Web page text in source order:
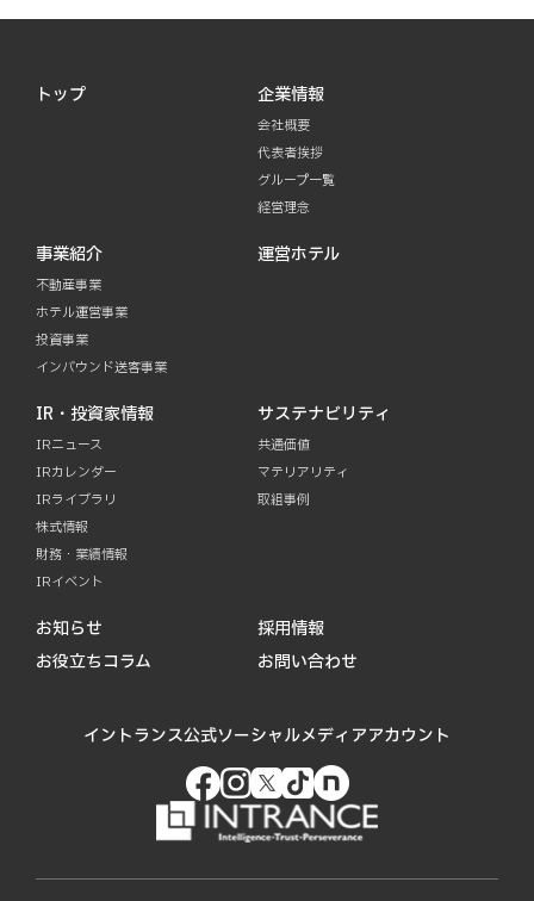
トップ 企業情報
会社概要
代表者挨拶
グループ一覧
経営理念
事業紹介
不動産事業
ホテル運営事業
投資事業
インバウンド送客事業
運営ホテル
IR・投資家情報
IRニュース
IRカレンダー
IRライブラリ
株式情報
財務・業績情報
IRイベント
サステナビリティ
共通価値
マテリアリティ
取組事例
お知らせ
お役立ちコラム
採用情報
お問い合わせ
イントランス公式ソーシャルメディアアカウント